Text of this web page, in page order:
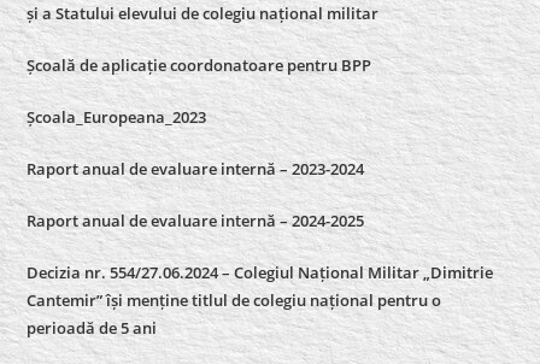
și a Statului elevului de colegiu național militar
Școală de aplicație coordonatoare pentru BPP
Școala_Europeana_2023
Raport anual de evaluare internă – 2023-2024
Raport anual de evaluare internă –2024-2025
Decizia nr. 554/27.06.2024 – Colegiul Național Militar „Dimitrie
Cantemir” își menține titlul de colegiu național pentru o
perioadă de 5 ani